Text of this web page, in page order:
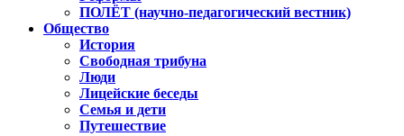
ПОЛЁТ (научно-педагогический вестник)
Общество
История
Свободная трибуна
Люди
Лицейские беседы
Семья и дети
Путешествие